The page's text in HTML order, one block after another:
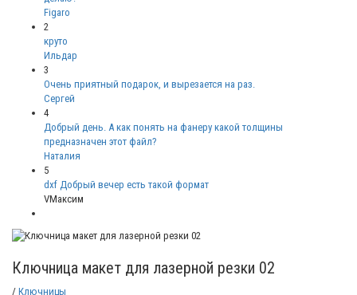
Figaro
2
круто
Ильдар
3
Очень приятный подарок, и вырезается на раз.
Сергей
4
Добрый день. А как понять на фанеру какой толщины
предназначен этот файл?
Наталия
5
dxf Добрый вечер есть такой формат
VМаксим
Ключница макет для лазерной резки 02
/ Ключницы